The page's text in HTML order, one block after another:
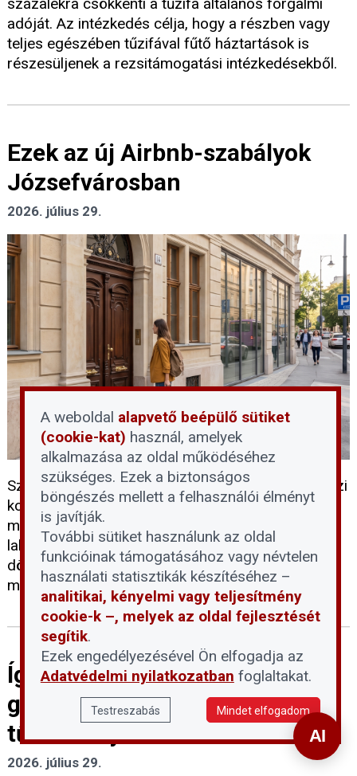
adóját. Az intézkedés célja, hogy a részben vagy
teljes egészében tűzifával fűtő háztartások is
részesüljenek a rezsitámogatási intézkedésekből.
Ezek az új Airbnb-szabályok
Józsefvárosban
2026. július 29.
Szigorúbb feltételekkel, negyedszintű és társasházi
korlátokkal, valamint a lakóközösségek jogainak
megerősítésével lép fel Józsefváros a rövid távú
lakáskiadás terjedése ellen. A Képviselő-testület
döntése alapján a szabályozás a kormányzati
moratórium lejártát követően lép életbe.
Így léphet fel a lakóközösség a
gyűjtögetés jelentette
tűzveszély ellen
2026. július 29.
A weboldal alapvető beépülő sütiket
(cookie-kat) használ, amelyek
alkalmazása az oldal működéséhez
szükséges. Ezek a biztonságos
böngészés mellett a felhasználói élményt
is javítják.
További sütiket használunk az oldal
funkcióinak támogatásához vagy névtelen
használati statisztikák készítéséhez –
analitikai, kényelmi vagy teljesítmény
cookie-k –, melyek az oldal fejlesztését
segítik.
Ezek engedélyezésével Ön elfogadja az
Adatvédelmi nyilatkozatban foglaltakat.
Testreszabás Mindet elfogadom